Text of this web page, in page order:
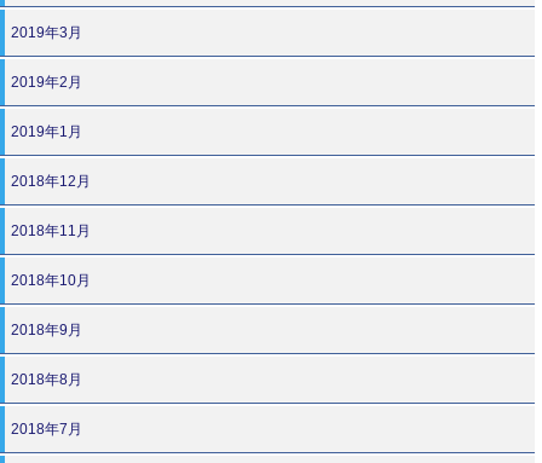
2019年3月
2019年2月
2019年1月
2018年12月
2018年11月
2018年10月
2018年9月
2018年8月
2018年7月